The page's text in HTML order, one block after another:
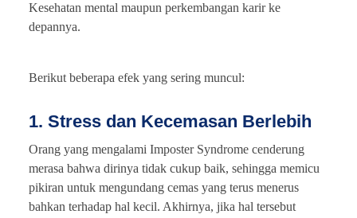
Kesehatan mental maupun perkembangan karir ke
depannya.
Berikut beberapa efek yang sering muncul:
1. Stress dan Kecemasan Berlebih
Orang yang mengalami Imposter Syndrome cenderung
merasa bahwa dirinya tidak cukup baik, sehingga memicu
pikiran untuk mengundang cemas yang terus menerus
bahkan terhadap hal kecil. Akhirnya, jika hal tersebut